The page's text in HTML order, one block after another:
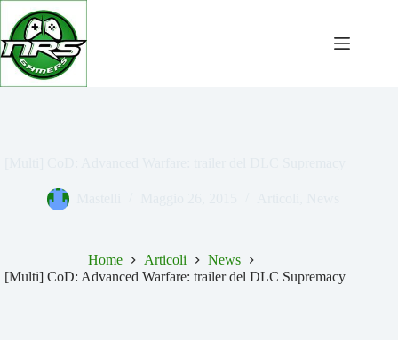
Salta
contenuto
Home Articoli
News
[Multi] CoD: Advanced Warfare: trailer del DLC Supremacy